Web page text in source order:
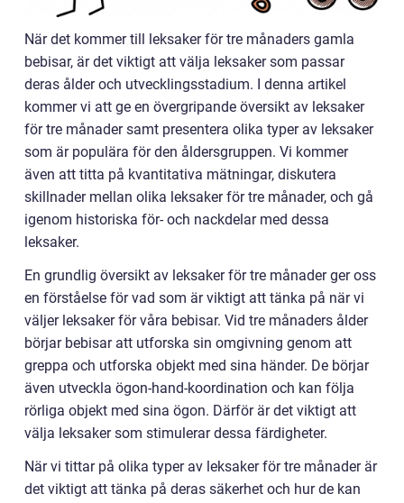
När det kommer till leksaker för tre månaders gamla
bebisar, är det viktigt att välja leksaker som passar
deras ålder och utvecklingsstadium. I denna artikel
kommer vi att ge en övergripande översikt av leksaker
för tre månader samt presentera olika typer av leksaker
som är populära för den åldersgruppen. Vi kommer
även att titta på kvantitativa mätningar, diskutera
skillnader mellan olika leksaker för tre månader, och gå
igenom historiska för- och nackdelar med dessa
leksaker.
En grundlig översikt av leksaker för tre månader ger oss
en förståelse för vad som är viktigt att tänka på när vi
väljer leksaker för våra bebisar. Vid tre månaders ålder
börjar bebisar att utforska sin omgivning genom att
greppa och utforska objekt med sina händer. De börjar
även utveckla ögon-hand-koordination och kan följa
rörliga objekt med sina ögon. Därför är det viktigt att
välja leksaker som stimulerar dessa färdigheter.
När vi tittar på olika typer av leksaker för tre månader är
det viktigt att tänka på deras säkerhet och hur de kan